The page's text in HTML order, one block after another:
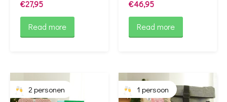
€27,95
Read more
€46,95
Read more
2 personen 1 persoon